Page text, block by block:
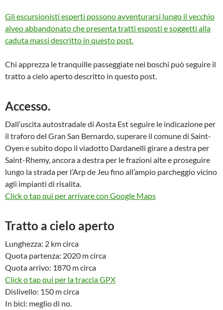
Gli escursionisti esperti possono avventurarsi lungo il vecchio
alveo abbandonato che presenta tratti esposti e soggetti alla
caduta massi descritto in questo post.
Chi apprezza le tranquille passeggiate nei boschi può seguire il
tratto a cielo aperto descritto in questo post.
Accesso.
Dall’uscita autostradale di Aosta Est seguire le indicazione per
il traforo del Gran San Bernardo, superare il comune di Saint-
Oyen e subito dopo il viadotto Dardanelli girare a destra per
Saint-Rhemy, ancora a destra per le frazioni alte e proseguire
lungo la strada per l’Arp de Jeu fino all’ampio parcheggio vicino
agli impianti di risalita.
Click o tap qui per arrivare con Google Maps
Tratto a cielo aperto
Lunghezza: 2 km circa
Quota partenza: 2020 m circa
Quota arrivo: 1870 m circa
Click o tap qui per la traccia GPX
Dislivello: 150 m circa
In bici: meglio di no.